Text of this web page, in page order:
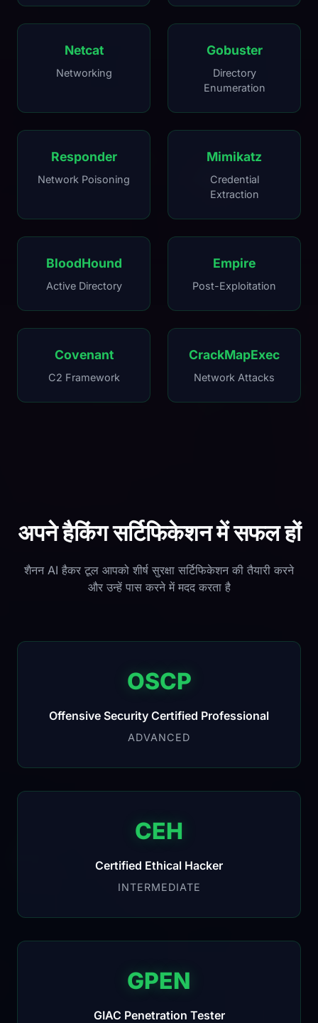
Netcat
Networking
Gobuster
Directory
Enumeration
Responder
Network Poisoning
Mimikatz
Credential
Extraction
BloodHound
Active Directory
Empire
Post-Exploitation
Covenant
C2 Framework
CrackMapExec
Network Attacks
अपने हैकिंग सर्टिफिकेशन में सफल हों
शैनन AI हैकर टूल आपको शीर्ष सुरक्षा सर्टिफिकेशन की तैयारी करने
और उन्हें पास करने में मदद करता है
OSCP
Offensive Security Certified Professional
ADVANCED
CEH
Certified Ethical Hacker
INTERMEDIATE
GPEN
GIAC Penetration Tester